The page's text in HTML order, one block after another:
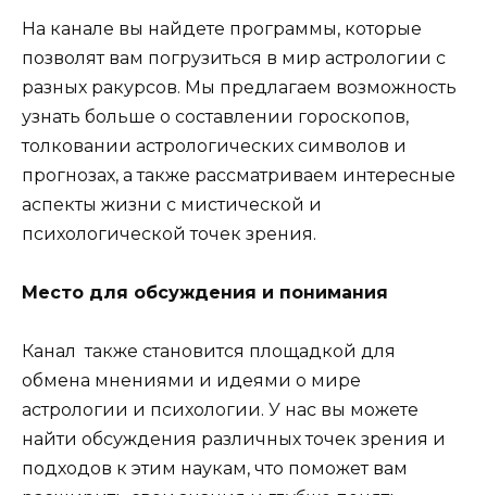
На канале вы найдете программы, которые
позволят вам погрузиться в мир астрологии с
разных ракурсов. Мы предлагаем возможность
узнать больше о составлении гороскопов,
толковании астрологических символов и
прогнозах, а также рассматриваем интересные
аспекты жизни с мистической и
психологической точек зрения.
Место для обсуждения и понимания
Канал также становится площадкой для
обмена мнениями и идеями о мире
астрологии и психологии. У нас вы можете
найти обсуждения различных точек зрения и
подходов к этим наукам, что поможет вам